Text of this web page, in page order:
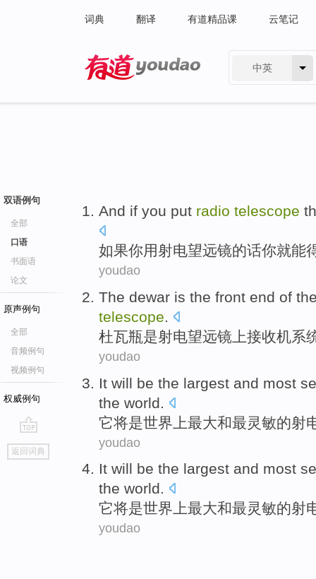
词典 翻译 有道精品课 云笔记
中英
双语例句
全部
口语
书面语
论文
原声例句
全部
音频例句
视频例句
权威例句
go
top
返回词典
And if you put radio telescope
如果你用射电望远镜的话你就能
youdao
The dewar is the front end of
telescope.
杜瓦瓶是射电望远镜上接收机系
youdao
It will be the largest and most
the world
它将是世界上最大和最灵敏的射
youdao
It will be the largest and most
the world.
它将是世界上最大和最灵敏的射
youdao